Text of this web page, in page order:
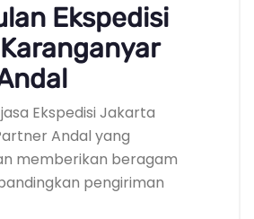
Ekspedisi
Ekspedisi Jakarta
Andal yang
memberikan beragam
pengiriman